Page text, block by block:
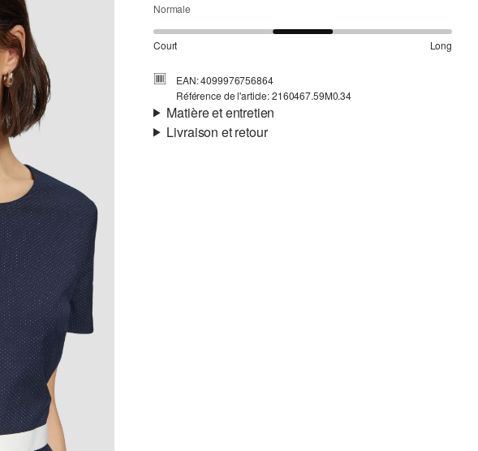
Normale
Court Long
EAN: 4099976756864
Référence de l'article: 2160467.59M0.34
Matière et entretien
Livraison et retour